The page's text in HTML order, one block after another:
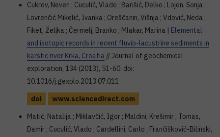
Cukrov, Neven ; Cuculić, Vlado ; Barišić, Delko ; Lojen, Sonja ;
Lovrenčić Mikelić, Ivanka ; Oreščanin, Višnja ; Vdović, Neda ;
Fiket, Željka ; Čermelj, Branko ; Mlakar, Marina | Elemental
and isotopic records in recent fluvio-lacustrine sediments in
karstic river Krka, Croatia // Journal of geochemical
exploration, 134 (2013), 51-60. doi:
10.1016/j.gexplo.2013.07.011
doi
www.sciencedirect.com
Matić, Natalija ; Miklavčić, Igor ; Maldini, Krešimir ; Tomas,
Damir ; Cuculić, Vlado ; Cardellini, Carlo ; Frančišković-Bilinski,